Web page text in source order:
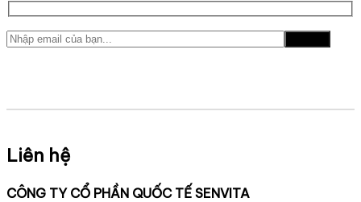
Liên hệ
CÔNG TY CỔ PHẦN QUỐC TẾ SENVITA